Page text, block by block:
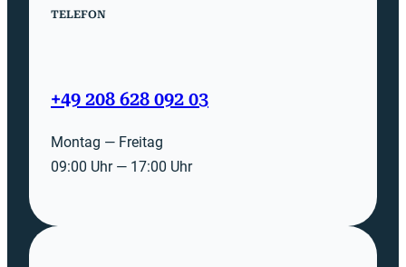
TELEFON
+49 208 628 092 03
Montag — Freitag
09:00 Uhr — 17:00 Uhr